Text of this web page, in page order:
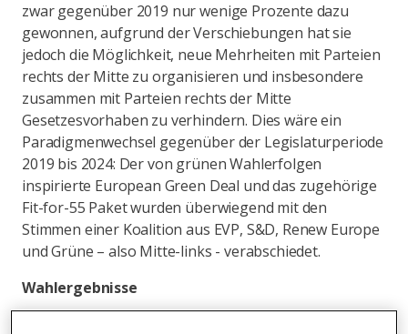
zwar gegenüber 2019 nur wenige Prozente dazu
gewonnen, aufgrund der Verschiebungen hat sie
jedoch die Möglichkeit, neue Mehrheiten mit Parteien
rechts der Mitte zu organisieren und insbesondere
zusammen mit Parteien rechts der Mitte
Gesetzesvorhaben zu verhindern. Dies wäre ein
Paradigmenwechsel gegenüber der Legislaturperiode
2019 bis 2024: Der von grünen Wahlerfolgen
inspirierte European Green Deal und das zugehörige
Fit-for-55 Paket wurden überwiegend mit den
Stimmen einer Koalition aus EVP, S&D, Renew Europe
und Grüne – also Mitte-links - verabschiedet.
Wahlergebnisse